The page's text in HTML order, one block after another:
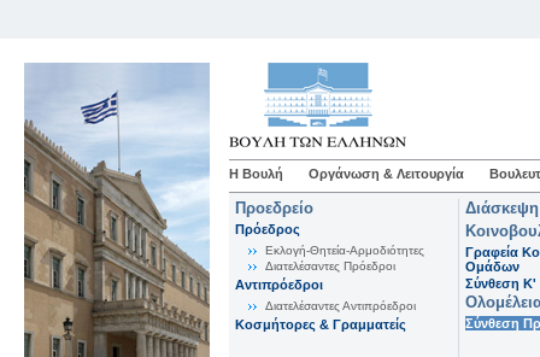
Η Βουλή Οργάνωση & Λειτουργία
Προεδρείο
Πρόεδρος
Εκλογή-Θητεία-Αρμοδιότητες
Διατελέσαντες Πρόεδροι
Αντιπρόεδροι
Διατελέσαντες Αντιπρόεδροι
Κοσμήτορες & Γραμματείς
Γραφεία
Ομάδων
Σύνθεση K'
Σύνθεση